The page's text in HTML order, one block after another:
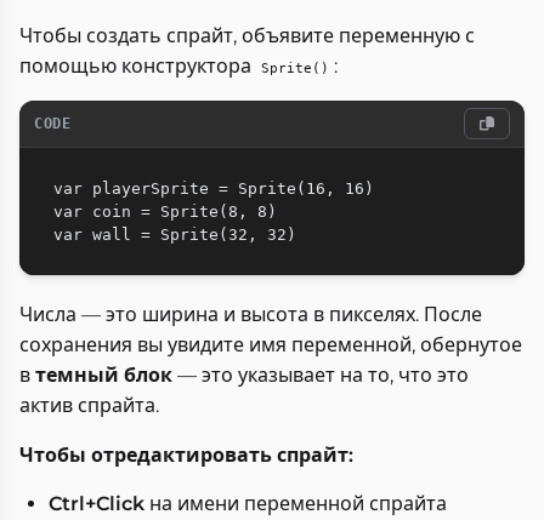
Чтобы создать спрайт, объявите переменную с
помощью конструктора
Sprite() :
CODE
var playerSprite = Sprite(16, 16)
var coin = Sprite(8, 8)
Числа — это ширина и высота в пикселях. После
сохранения вы увидите имя переменной, обернутое
в темный блок — это указывает на то, что это
актив спрайта.
Чтобы отредактировать спрайт:
Ctrl+Click на имени переменной спрайта